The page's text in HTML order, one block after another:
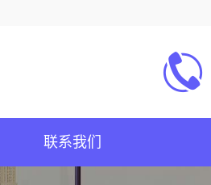
联系我们